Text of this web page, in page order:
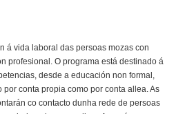
á vida laboral das persoas mozas con
profesional. O programa está destinado á
desde a educación non formal,
conta propia como por conta allea. As
co contacto dunha rede de persoas